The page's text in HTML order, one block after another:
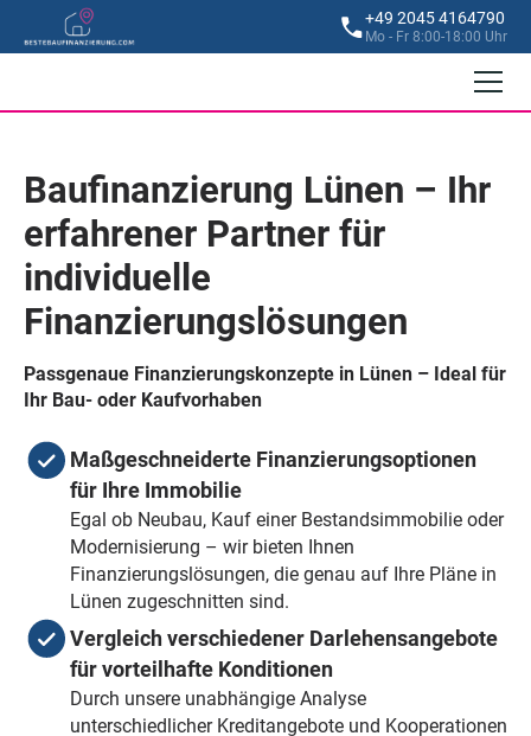
+49 2045 4164790
Mo - Fr 8:00-18:00 Uhr
Baufinanzierung Lünen – Ihr
erfahrener Partner für
individuelle
Finanzierungslösungen
Passgenaue Finanzierungskonzepte in Lünen – Ideal für
Ihr Bau- oder Kaufvorhaben
Maßgeschneiderte Finanzierungsoptionen
für Ihre Immobilie
Egal ob Neubau, Kauf einer Bestandsimmobilie oder
Modernisierung – wir bieten Ihnen
Finanzierungslösungen, die genau auf Ihre Pläne in
Lünen zugeschnitten sind.
Vergleich verschiedener Darlehensangebote
für vorteilhafte Konditionen
Durch unsere unabhängige Analyse
unterschiedlicher Kreditangebote und Kooperationen